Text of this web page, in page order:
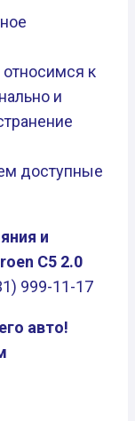
к
и
доступные
и
C5 2.0
999-11-17
авто!